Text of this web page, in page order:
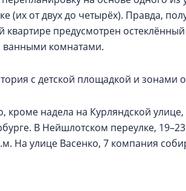
(их от двух до четырёх). Правда,
квартире предусмотрен
ванными комнатами.
с детской площадкой и зонами
кроме надела на Курляндской
В Нейшлотском переулке,
На улице Васенко, 7 компания